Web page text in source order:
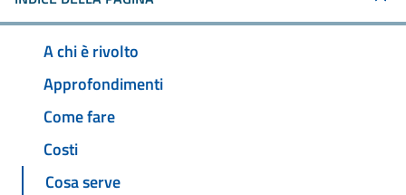
A chi è rivolto
Approfondimenti
Come fare
Costi
Cosa serve